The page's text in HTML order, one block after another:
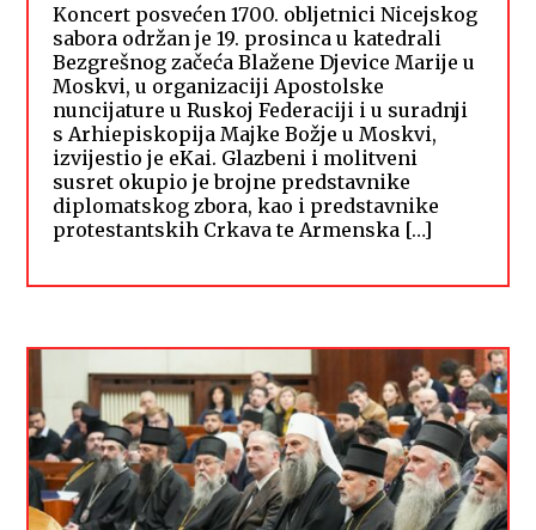
Koncert posvećen 1700. obljetnici Nicejskog
sabora održan je 19. prosinca u katedrali
Bezgrešnog začeća Blažene Djevice Marije u
Moskvi, u organizaciji Apostolske
nuncijature u Ruskoj Federaciji i u suradnji
s Arhiepiskopija Majke Božje u Moskvi,
izvijestio je eKai. Glazbeni i molitveni
susret okupio je brojne predstavnike
diplomatskog zbora, kao i predstavnike
protestantskih Crkava te Armenska […]